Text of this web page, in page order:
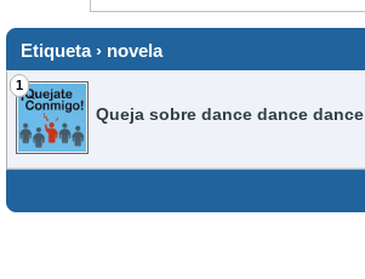
Etiqueta › novela
1
Queja sobre dance dance dance